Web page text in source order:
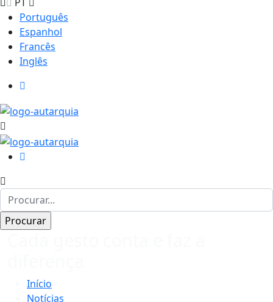
PT
Português
Espanhol
Francês
Inglês
Início
Notícias